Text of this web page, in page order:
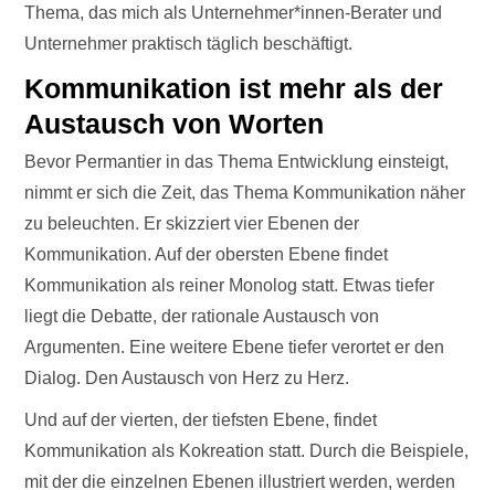
Thema, das mich als Unternehmer*innen-Berater und
Unternehmer praktisch täglich beschäftigt.
Kommunikation ist mehr als der
Austausch von Worten
Bevor Permantier in das Thema Entwicklung einsteigt,
nimmt er sich die Zeit, das Thema Kommunikation näher
zu beleuchten. Er skizziert vier Ebenen der
Kommunikation. Auf der obersten Ebene findet
Kommunikation als reiner Monolog statt. Etwas tiefer
liegt die Debatte, der rationale Austausch von
Argumenten. Eine weitere Ebene tiefer verortet er den
Dialog. Den Austausch von Herz zu Herz.
Und auf der vierten, der tiefsten Ebene, findet
Kommunikation als Kokreation statt. Durch die Beispiele,
mit der die einzelnen Ebenen illustriert werden, werden